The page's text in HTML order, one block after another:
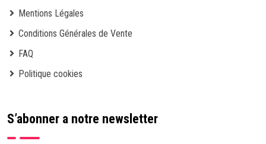
Mentions Légales
Conditions Générales de Vente
FAQ
Politique cookies
S’abonner a notre newsletter